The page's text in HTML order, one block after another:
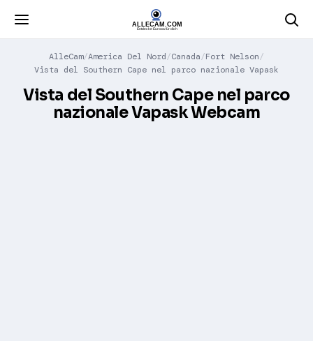
AlleCam America Del Nord Canada Fort Nelson
Vista del Southern Cape nel parco nazionale Vapask
Vista del Southern Cape nel parco
nazionale Vapask Webcam